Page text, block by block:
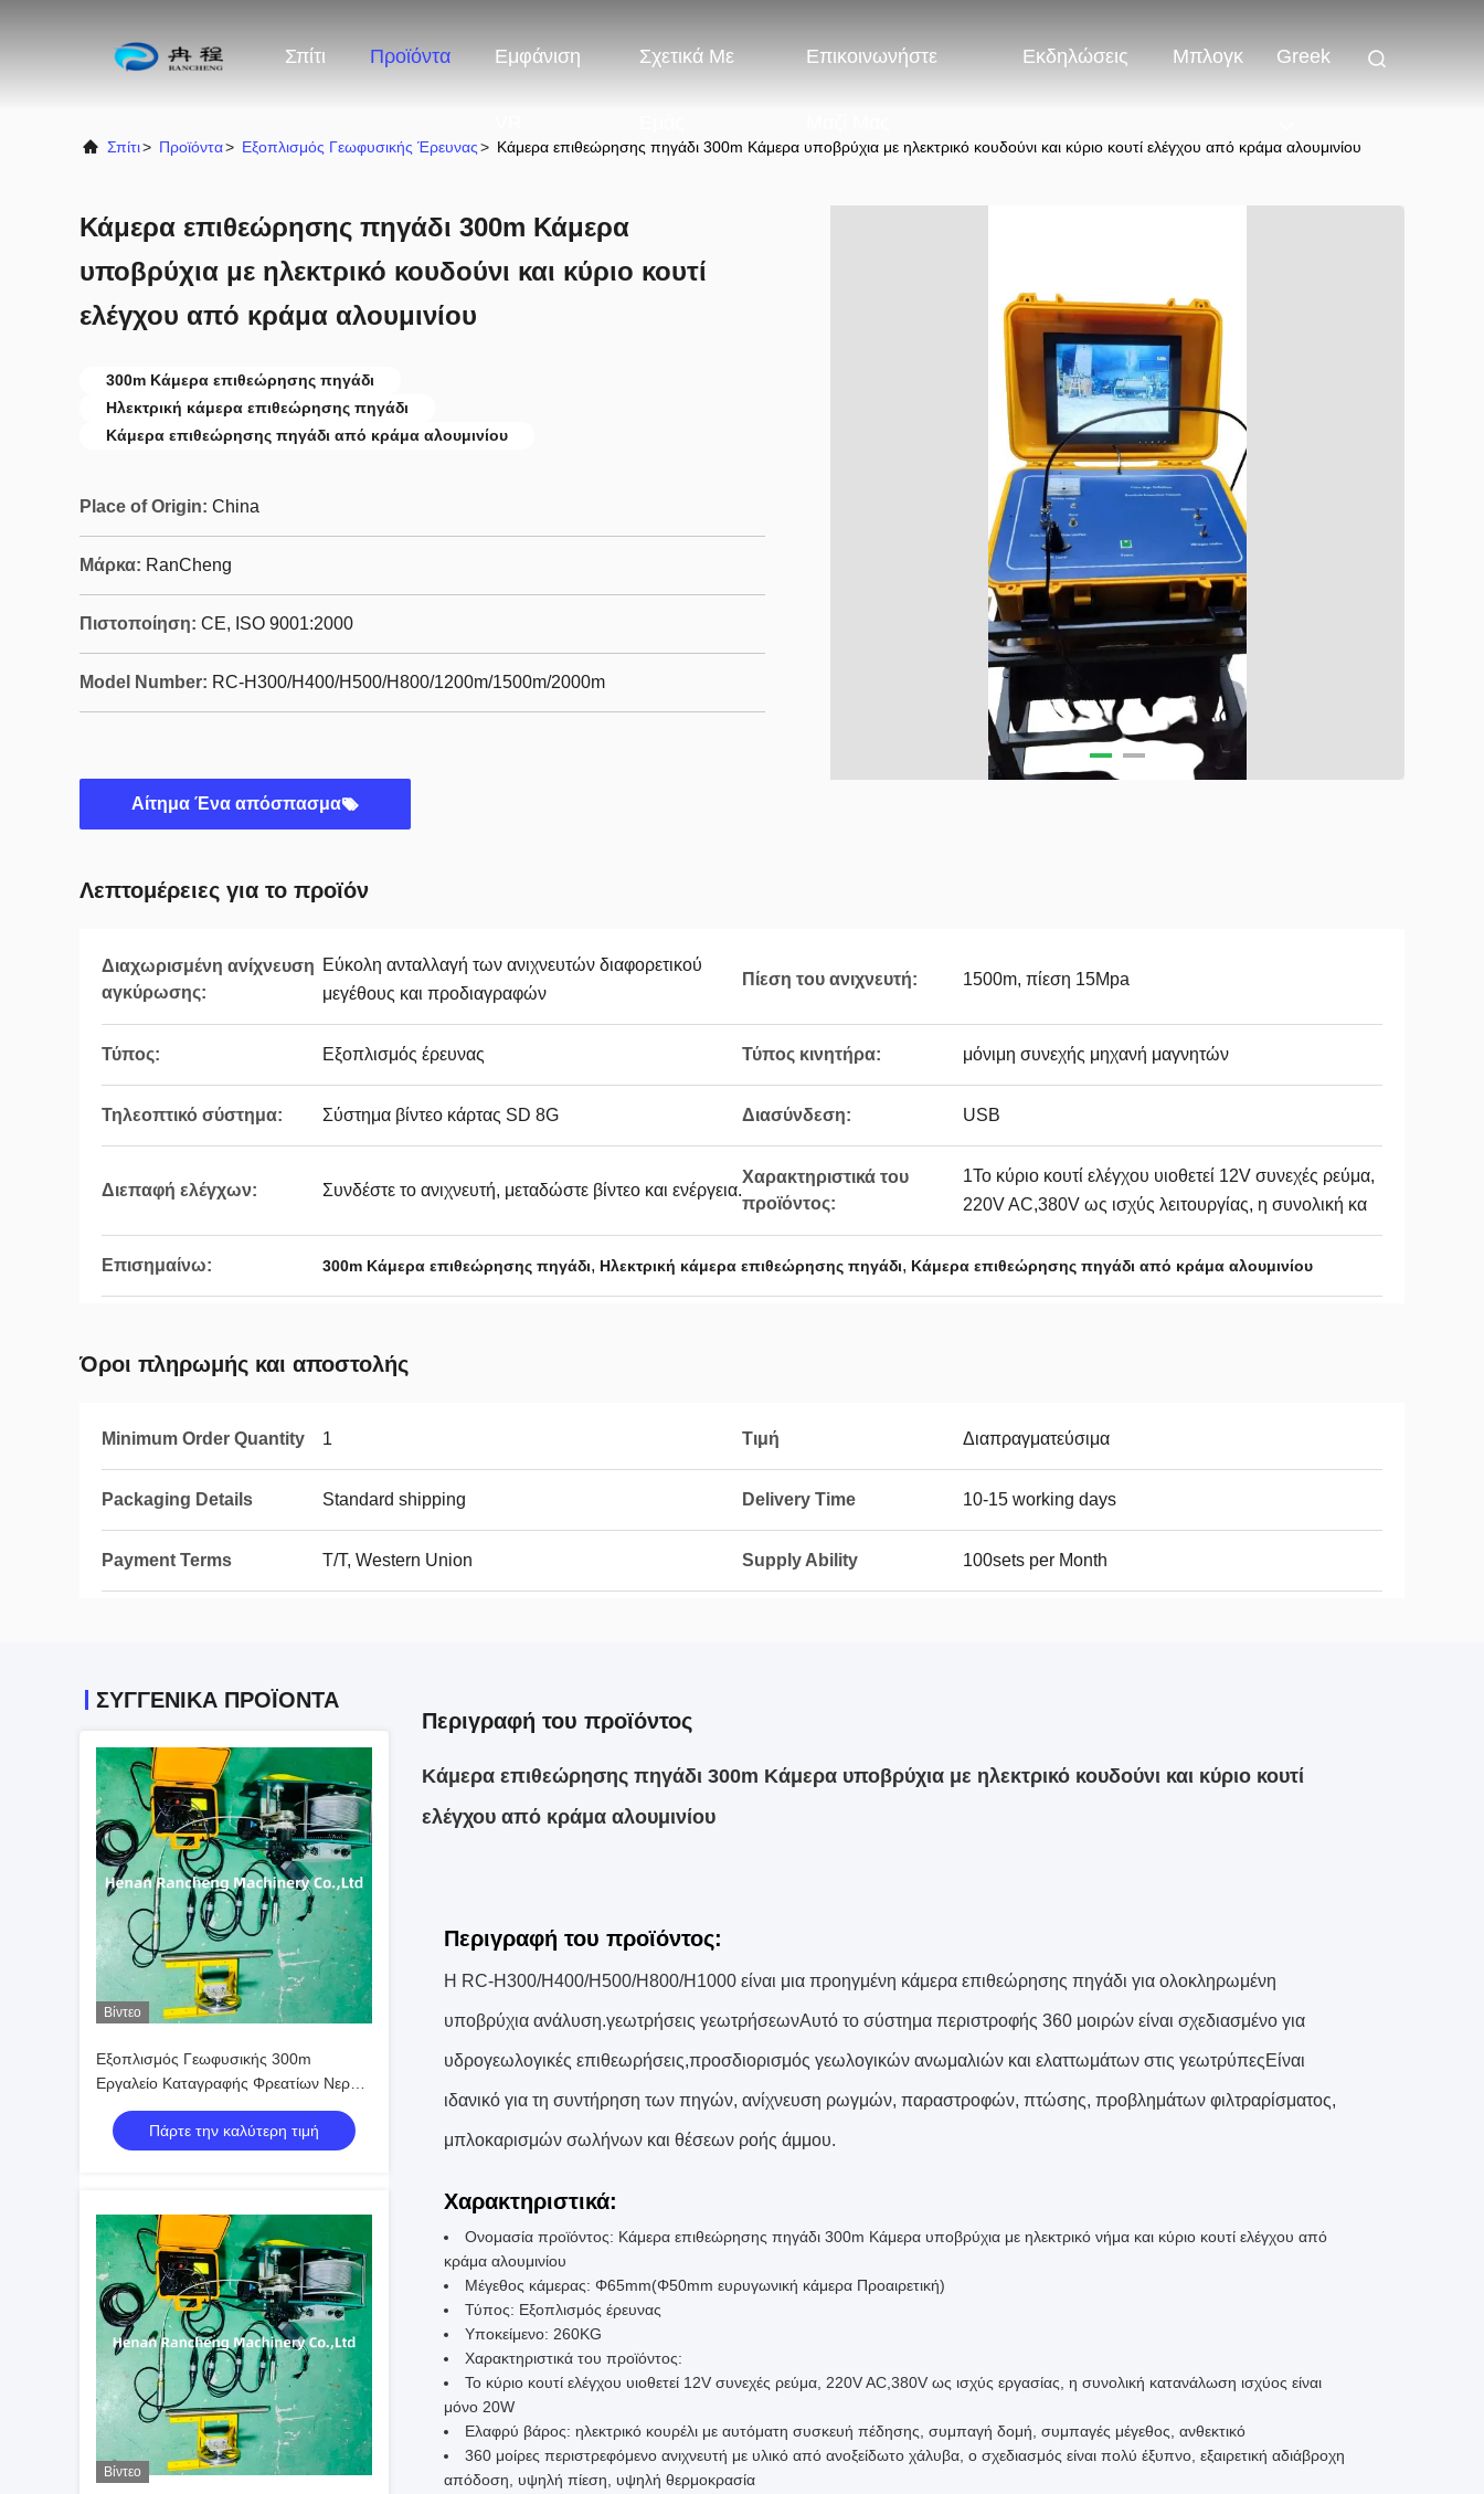
Σπίτι Προϊόντα Εμφάνιση Σχετικά Με Επικοινωνήστε Εκδηλώσεις Μπλογκ Greek
Σπίτι> Προϊόντα> Εξοπλισμός Γεωφυσικής Έρευνας> Κάμερα επιθεώρησης πηγάδι 300m Κάμερα υποβρύχια με ηλεκτρικό κουδούνι και κύριο κουτί ελέγχου από κράμα αλουμινίου
Κάμερα επιθεώρησης πηγάδι 300m Κάμερα
υποβρύχια με ηλεκτρικό κουδούνι και κύριο κουτί
ελέγχου από κράμα αλουμινίου
300m Κάμερα επιθεώρησης πηγάδι
Ηλεκτρική κάμερα επιθεώρησης πηγάδι
Κάμερα επιθεώρησης πηγάδι από κράμα αλουμινίου
Place of Origin: China
Μάρκα: RanCheng
Πιστοποίηση: CE, ISO 9001:2000
Model Number: RC-H300/H400/H500/H800/1200m/1500m/2000m
Αίτημα Ένα απόσπασμα
Λεπτομέρειες για το προϊόν
Διαχωρισμένη ανίχνευση
αγκύρωσης:
Εύκολη ανταλλαγή των ανιχνευτών διαφορετικού
μεγέθους και προδιαγραφών
Πίεση του ανιχνευτή: 1500m, πίεση 15Mpa
Τύπος: Εξοπλισμός έρευνας Τύπος κινητήρα: μόνιμη συνεχής μηχανή μαγνητών
Τηλεοπτικό σύστημα: Σύστημα βίντεο κάρτας SD 8G Διασύνδεση: USB
Διεπαφή ελέγχων: Συνδέστε το ανιχνευτή, μεταδώστε βίντεο και ενέργεια.
Χαρακτηριστικά του
προϊόντος:
1Το κύριο κουτί ελέγχου υιοθετεί 12V συνεχές ρεύμα,
220V AC,380V ως ισχύς λειτουργίας, η συνολική κα
Επισημαίνω: 300m Κάμερα επιθεώρησης πηγάδι, Ηλεκτρική κάμερα επιθεώρησης πηγάδι, Κάμερα επιθεώρησης πηγάδι από κράμα αλουμινίου
Όροι πληρωμής και αποστολής
Minimum Order Quantity 1 Τιμή Διαπραγματεύσιμα
Packaging Details Standard shipping Delivery Time 10-15 working days
Payment Terms T/T, Western Union Supply Ability 100sets per Month
ΣΥΓΓΕΝΙΚΆ ΠΡΟΪΌΝΤΑ
Βίντεο
Εξοπλισμός Γεωφυσικής 300m
Εργαλείο Καταγραφής Φρεατίων Νερού
Σύστημα Καταγραφής Μέτρησης
Φαινομενικής Αντίστασης
Πάρτε την καλύτερη τιμή
Βίντεο
Περιγραφή του προϊόντος
Κάμερα επιθεώρησης πηγάδι 300m Κάμερα υποβρύχια με ηλεκτρικό κουδούνι και κύριο κουτί
ελέγχου από κράμα αλουμινίου
Περιγραφή του προϊόντος:
Η RC-H300/H400/H500/H800/H1000 είναι μια προηγμένη κάμερα επιθεώρησης πηγάδι για ολοκληρωμένη
υποβρύχια ανάλυση.γεωτρήσεις γεωτρήσεωνΑυτό το σύστημα περιστροφής 360 μοιρών είναι σχεδιασμένο για
υδρογεωλογικές επιθεωρήσεις,προσδιορισμός γεωλογικών ανωμαλιών και ελαττωμάτων στις γεωτρύπεςΕίναι
ιδανικό για τη συντήρηση των πηγών, ανίχνευση ρωγμών, παραστροφών, πτώσης, προβλημάτων φιλτραρίσματος,
μπλοκαρισμών σωλήνων και θέσεων ροής άμμου.
Χαρακτηριστικά:
Ονομασία προϊόντος: Κάμερα επιθεώρησης πηγάδι 300m Κάμερα υποβρύχια με ηλεκτρικό νήμα και κύριο κουτί ελέγχου από
κράμα αλουμινίου
Μέγεθος κάμερας: Φ65mm(Φ50mm ευρυγωνική κάμερα Προαιρετική)
Τύπος: Εξοπλισμός έρευνας
Υποκείμενο: 260KG
Χαρακτηριστικά του προϊόντος:
Το κύριο κουτί ελέγχου υιοθετεί 12V συνεχές ρεύμα, 220V AC,380V ως ισχύς εργασίας, η συνολική κατανάλωση ισχύος είναι
μόνο 20W
Ελαφρύ βάρος: ηλεκτρικό κουρέλι με αυτόματη συσκευή πέδησης, συμπαγή δομή, συμπαγές μέγεθος, ανθεκτικό
360 μοίρες περιστρεφόμενο ανιχνευτή με υλικό από ανοξείδωτο χάλυβα, ο σχεδιασμός είναι πολύ έξυπνο, εξαιρετική αδιάβροχη
απόδοση, υψηλή πίεση, υψηλή θερμοκρασία